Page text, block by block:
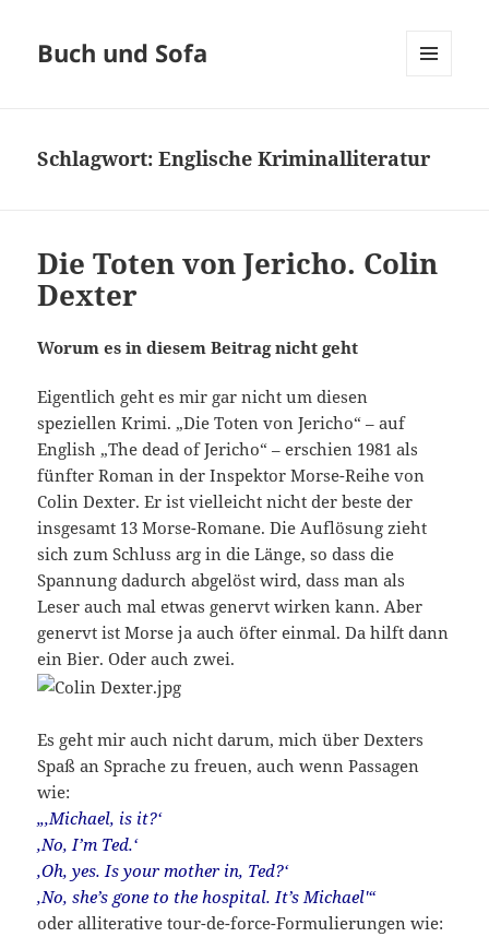
Buch und Sofa
Schlagwort:Englische Kriminalliteratur
Die Toten von Jericho. Colin
Dexter
Worum es in diesem Beitrag nicht geht
Eigentlich geht es mir gar nicht um diesen
speziellen Krimi. „Die Toten von Jericho“ – auf
English „The dead of Jericho“ – erschien 1981 als
fünfter Roman in der Inspektor Morse-Reihe von
Colin Dexter. Er ist vielleicht nicht der beste der
insgesamt 13 Morse-Romane. Die Auflösung zieht
sich zum Schluss arg in die Länge, so dass die
Spannung dadurch abgelöst wird, dass man als
Leser auch mal etwas genervt wirken kann. Aber
genervt ist Morse ja auch öfter einmal. Da hilft dann
ein Bier. Oder auch zwei.
Es geht mir auch nicht darum, mich über Dexters
Spaß an Sprache zu freuen, auch wenn Passagen
wie:
„‚Michael, is it?‘
‚No, I’m Ted.‘
‚Oh, yes. Is your mother in, Ted?‘
‚No, she’s gone to the hospital. It’s Michael'“
oder alliterative tour-de-force-Formulierungen wie: